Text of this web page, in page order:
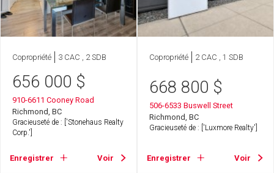
Copropriété 3 CAC , 2 SDB
656 000 $
910-6611 Cooney Road
Richmond, BC
Gracieuseté de : ['Stonehaus Realty
Corp.']
Enregistrer Voir
Copropriété 2 CAC , 1 SDB
668 800 $
506-6533 Buswell Street
Richmond, BC
Gracieuseté de : ['Luxmore Realty']
Enregistrer Voir